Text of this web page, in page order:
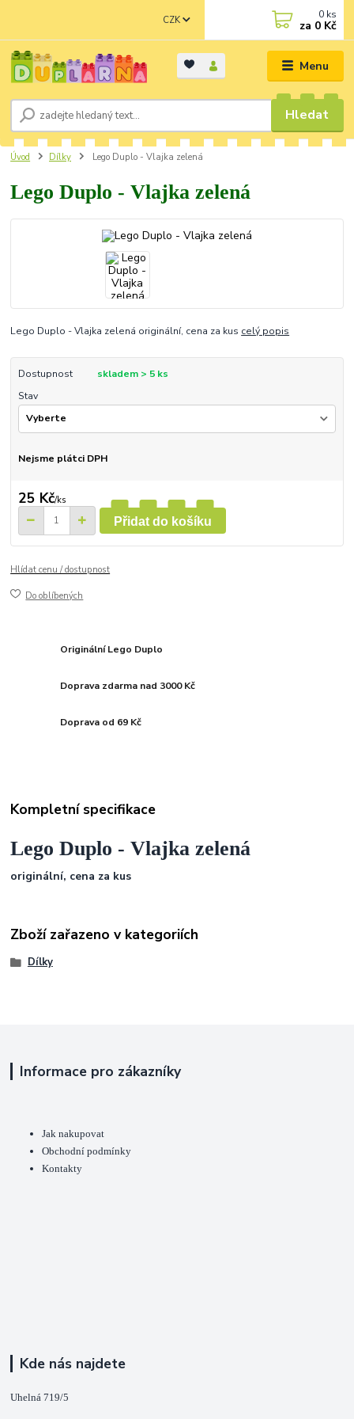
Menu
CZK
Hledat
0 ks
za 0 Kč
Úvod Dílky Lego Duplo - Vlajka zelená
Lego Duplo - Vlajka zelená
Lego Duplo - Vlajka zelená originální, cena za kus celý popis
Dostupnost
skladem > 5 ks
Stav
Nejsme plátci DPH
25 Kč/ks
Přidat do košíku
Hlídat cenu / dostupnost
Do oblíbených
Originální Lego Duplo
Doprava zdarma nad 3000 Kč
Doprava od 69 Kč
Kompletní specifikace
Lego Duplo - Vlajka zelená
originální, cena za kus
Zboží zařazeno v kategoriích
Dílky
Informace pro zákazníky
Jak nakupovat
Obchodní podmínky
Kontakty
Kde nás najdete
Uhelná 719/5